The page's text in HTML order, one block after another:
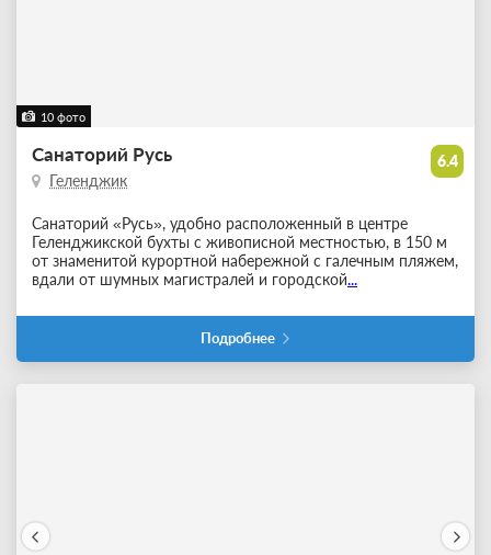
10 фото
6.4
Санаторий Русь
Геленджик
Санаторий «Русь», удобно расположенный в центре
Геленджикской бухты с живописной местностью, в 150 м
от знаменитой курортной набережной с галечным пляжем,
вдали от шумных магистралей и городской...
Подробнее